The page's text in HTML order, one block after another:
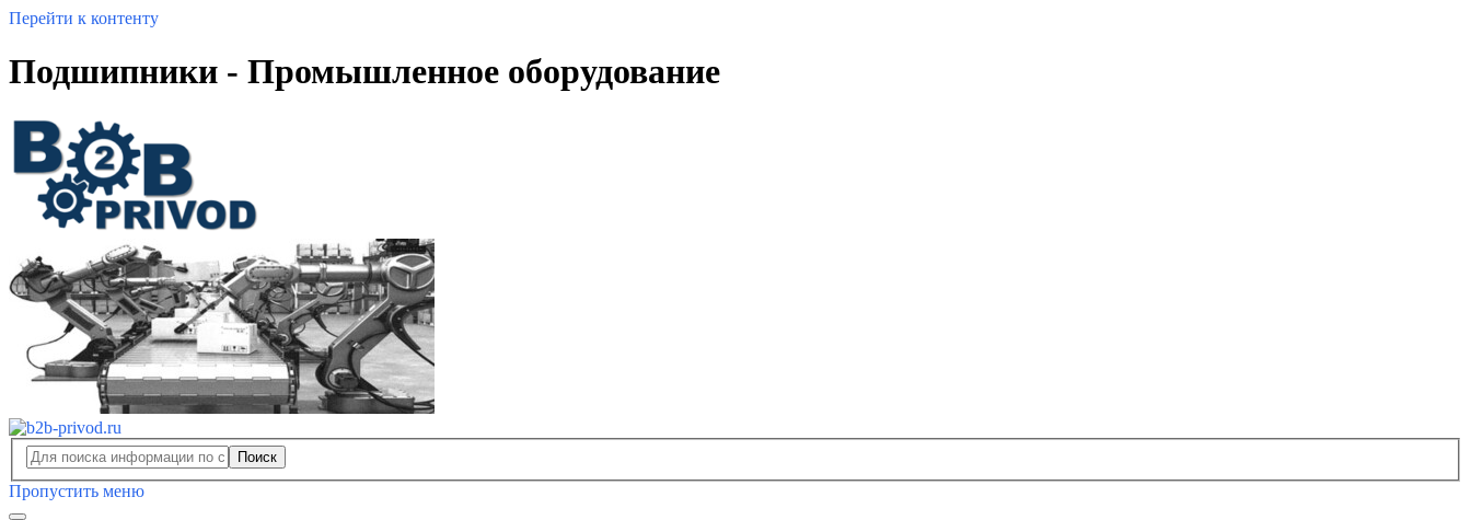
Перейти к контенту
Подшипники - Промышленное оборудование
Поиск
Пропустить меню